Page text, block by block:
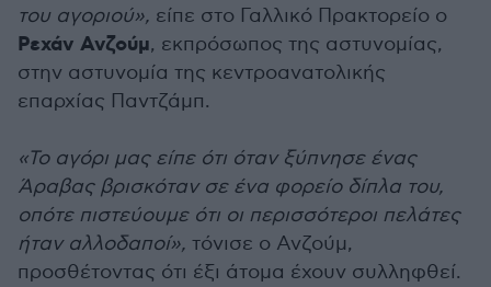
του αγοριού», είπε στο Γαλλικό Πρακτορείο ο
Ρεχάν Ανζούμ, εκπρόσωπος της αστυνομίας,
στην αστυνομία της κεντροανατολικής
επαρχίας Παντζάμπ.
«Το αγόρι μας είπε ότι όταν ξύπνησε ένας
Άραβας βρισκόταν σε ένα φορείο δίπλα του,
οπότε πιστεύουμε ότι οι περισσότεροι πελάτες
ήταν αλλοδαποί», τόνισε ο Ανζούμ,
προσθέτοντας ότι έξι άτομα έχουν συλληφθεί.